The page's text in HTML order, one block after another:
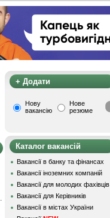
+ Додати
Нову
вакансію
Нове
резюме
Каталог вакансій
Вакансії в банку та фінансах
Вакансії іноземних компаній
Вакансії для молодих фахівців
Вакансії для Керівників
Вакансії в містах України